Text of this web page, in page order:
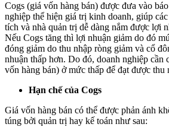
Cogs (giá vốn hàng bán) được đưa vào
nghiệp thể hiện giá trị kinh doanh, giúp
tích và nhà quản trị dễ dàng nắm được lợi
Nếu Cogs tăng thì lợi nhuận giảm do đó
đóng giảm do thu nhập ròng giảm và cổ
nhuận thấp hơn. Do đó, doanh nghiệp cần
vốn hàng bán) ở mức thấp để đạt được thu
Hạn chế của Cogs
Giá vốn hàng bán có thể được phản ánh
túng bởi quản trị hay kế toán như sau: